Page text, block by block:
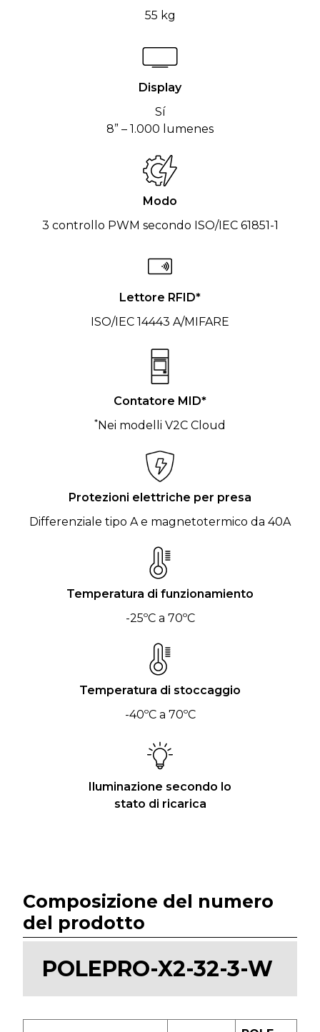
55 kg
Display
Sí
8” – 1.000 lumenes
Modo
3 controllo PWM secondo ISO/IEC 61851-1
Lettore RFID*
ISO/IEC 14443 A/MIFARE
Contatore MID*
*Nei modelli V2C Cloud
Protezioni elettriche per presa
Differenziale tipo A e magnetotermico da 40A
Temperatura di funzionamiento
-25ºC a 70ºC
Temperatura di stoccaggio
-40ºC a 70ºC
Iluminazione secondo lo
stato di ricarica
Composizione del numero
del prodotto
POLEPRO-X2-32-3-W